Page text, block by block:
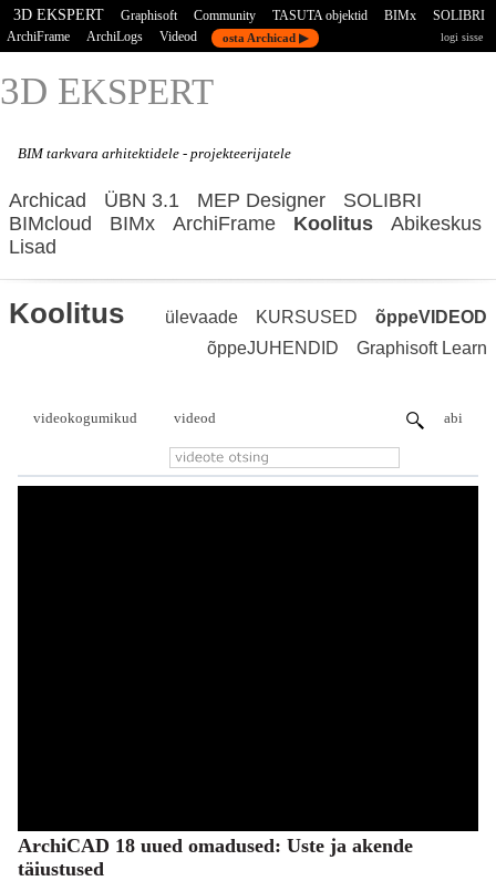
3D EKSPERT Graphisoft Community TASUTA objektid BIMx
SOLIBRI
ArchiFrame
ArchiLogs Videod osta Archicad ▶ logi sisse
3D EKSPERT
BIM tarkvara arhitektidele - projekteerijatele
Archicad ÜBN 3.1 MEP Designer
SOLIBRI
BIMcloud
BIMx ArchiFrame Koolitus
Abikeskus
Lisad
Koolitus ülevaade KURSUSED
õppeVIDEOD
õppeJUHENDID
Graphisoft Learn
videokogumikud videod abi
ArchiCAD 18 uued omadused: Uste ja akende
täiustused